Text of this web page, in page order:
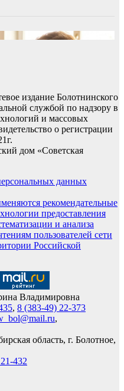
издание Болотнинского
службой по надзору в
и массовых
о регистрации
дом «Советская
данных
рекомендательные
предоставления
и анализа
пользователей сети
Российской
Владимировна
, 8 (383-49) 22-373
,
область, г. Болотное,
432